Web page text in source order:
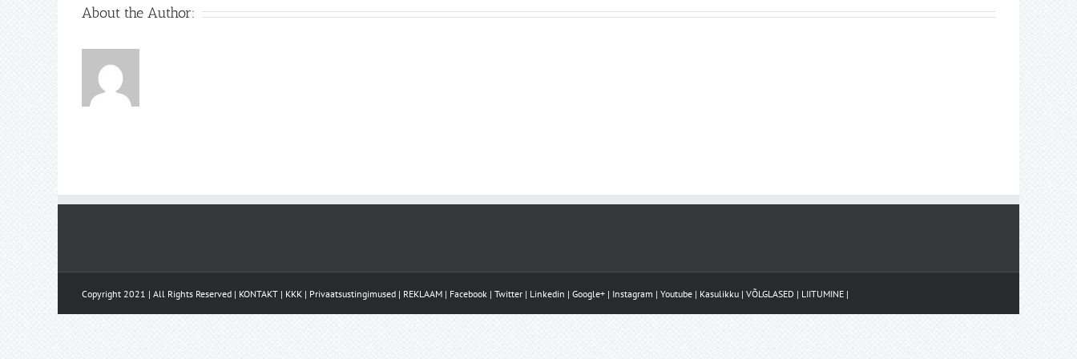
About the Author:
Copyright 2021 | All Rights Reserved | KONTAKT | KKK | Privaatsustingimused | REKLAAM | Facebook | Twitter | Linkedin | Google+ | Instagram | Youtube | Kasulikku | VÕLGLASED | LIITUMINE |